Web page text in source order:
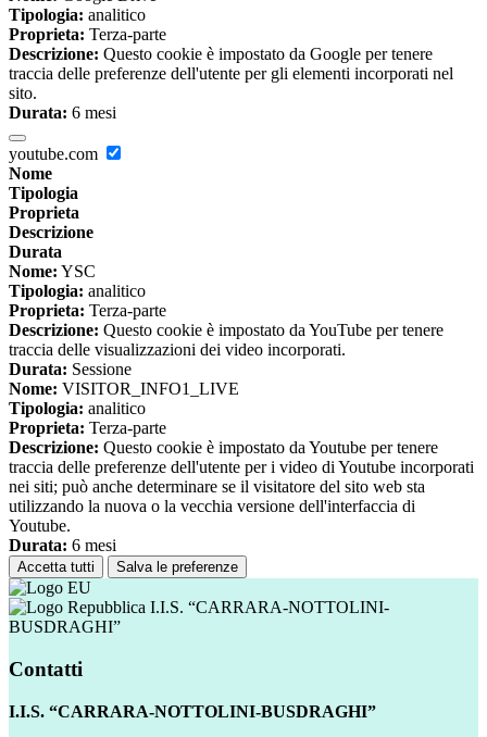
Tipologia: analitico
Proprieta: Terza-parte
Descrizione: Questo cookie è impostato da Google per tenere
traccia delle preferenze dell'utente per gli elementi incorporati nel
sito.
Durata: 6 mesi
youtube.com
Nome
Tipologia
Proprieta
Descrizione
Durata
Nome: YSC
Tipologia: analitico
Proprieta: Terza-parte
Descrizione: Questo cookie è impostato da YouTube per tenere
traccia delle visualizzazioni dei video incorporati.
Durata: Sessione
Nome: VISITOR_INFO1_LIVE
Tipologia: analitico
Proprieta: Terza-parte
Descrizione: Questo cookie è impostato da Youtube per tenere
traccia delle preferenze dell'utente per i video di Youtube incorporati
nei siti; può anche determinare se il visitatore del sito web sta
utilizzando la nuova o la vecchia versione dell'interfaccia di
Youtube.
Durata: 6 mesi
Accetta tutti Salva le preferenze
I.I.S. “CARRARA-NOTTOLINI-
BUSDRAGHI”
Contatti
I.I.S. “CARRARA-NOTTOLINI-BUSDRAGHI”